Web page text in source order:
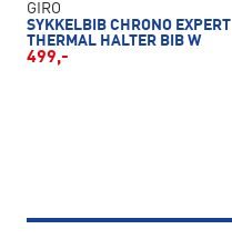
GIRO
SYKKELBIB CHRONO EXPERT
THERMAL HALTER BIB W
499,-